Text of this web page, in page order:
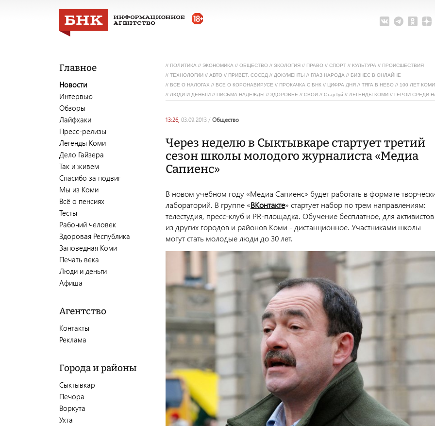
Главное
Новости
Интервью
Обзоры
Лайфхаки
Пресс-релизы
Легенды Коми
Дело Гайзера
Так и живем
Спасибо за подвиг
Мы из Коми
Всё о пенсиях
Тесты
Рабочий человек
Здоровая Республика
Заповедная Коми
Печать века
Люди и деньги
Афиша
Агентство
Контакты
Реклама
Города и районы
Сыктывкар
Печора
Воркута
Ухта
// ПОЛИТИКА // ЭКОНОМИКА // ОБЩЕСТВО // ЭКОЛОГИЯ // ПРАВО // СПОРТ // КУЛЬТУРА // ПРОИСШЕСТВИЯ
// ТЕХНОЛОГИИ // АВТО // ПРИВЕТ, СОСЕД // ДОКУМЕНТЫ // ГЛАЗ НАРОДА // БИЗНЕС В ОНЛАЙНЕ
// ВСЕ О НАЛОГАХ // ВСЕ О КОРОНАВИРУСЕ // ПРОКАЧКА С БНК // ЦИФРА ДНЯ // ТЯГА В НЕБО // 100 ЛЕТ КОМИ
// ЛЮДИ И ДЕНЬГИ // ПИСЬМА НАДЕЖДЫ // ЗДОРОВЬЕ // СВОИ // СтарТуй // ЛЕГЕНДЫ КОМИ // ГЕРОИ СРЕДИ
13:26, 03.09.2013 / общество
Через неделю в Сыктывкаре стартует третий
сезон школы молодого журналиста «Медиа
Сапиенс»
В новом учебном году «Медиа Сапиенс» будет работать в формате
лабораторий. В группе «ВКонтакте» стартует набор по трем направлениям:
телестудия, пресс-клуб и PR-площадка. Обучение бесплатное, для активистов
из других городов и районов Коми - дистанционное. Участниками школы
могут стать молодые люди до 30 лет.